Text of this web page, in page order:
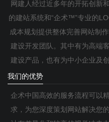
网建人经过近多年的开拓创新
的建站系统和“企术™”专业的
成本规划提供整体完善网站制
建设开发团队。其中有为高端
建设产品，也有为中小企业及
我们的优势
企术中国高效的服务流程可以
求，为您深度策划网站解决您